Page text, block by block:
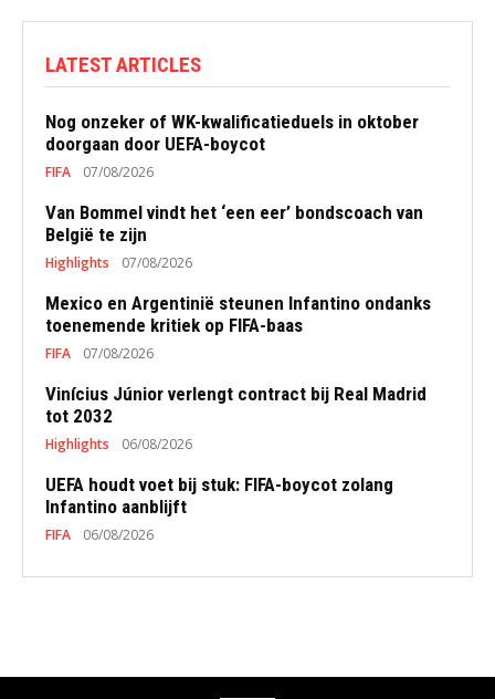
LATEST ARTICLES
Nog onzeker of WK-kwalificatieduels in oktober
doorgaan door UEFA-boycot
FIFA 07/08/2026
Van Bommel vindt het ‘een eer’ bondscoach van
België te zijn
Highlights 07/08/2026
Mexico en Argentinië steunen Infantino ondanks
toenemende kritiek op FIFA-baas
FIFA 07/08/2026
Vinícius Júnior verlengt contract bij Real Madrid
tot 2032
Highlights 06/08/2026
UEFA houdt voet bij stuk: FIFA-boycot zolang
Infantino aanblijft
FIFA 06/08/2026